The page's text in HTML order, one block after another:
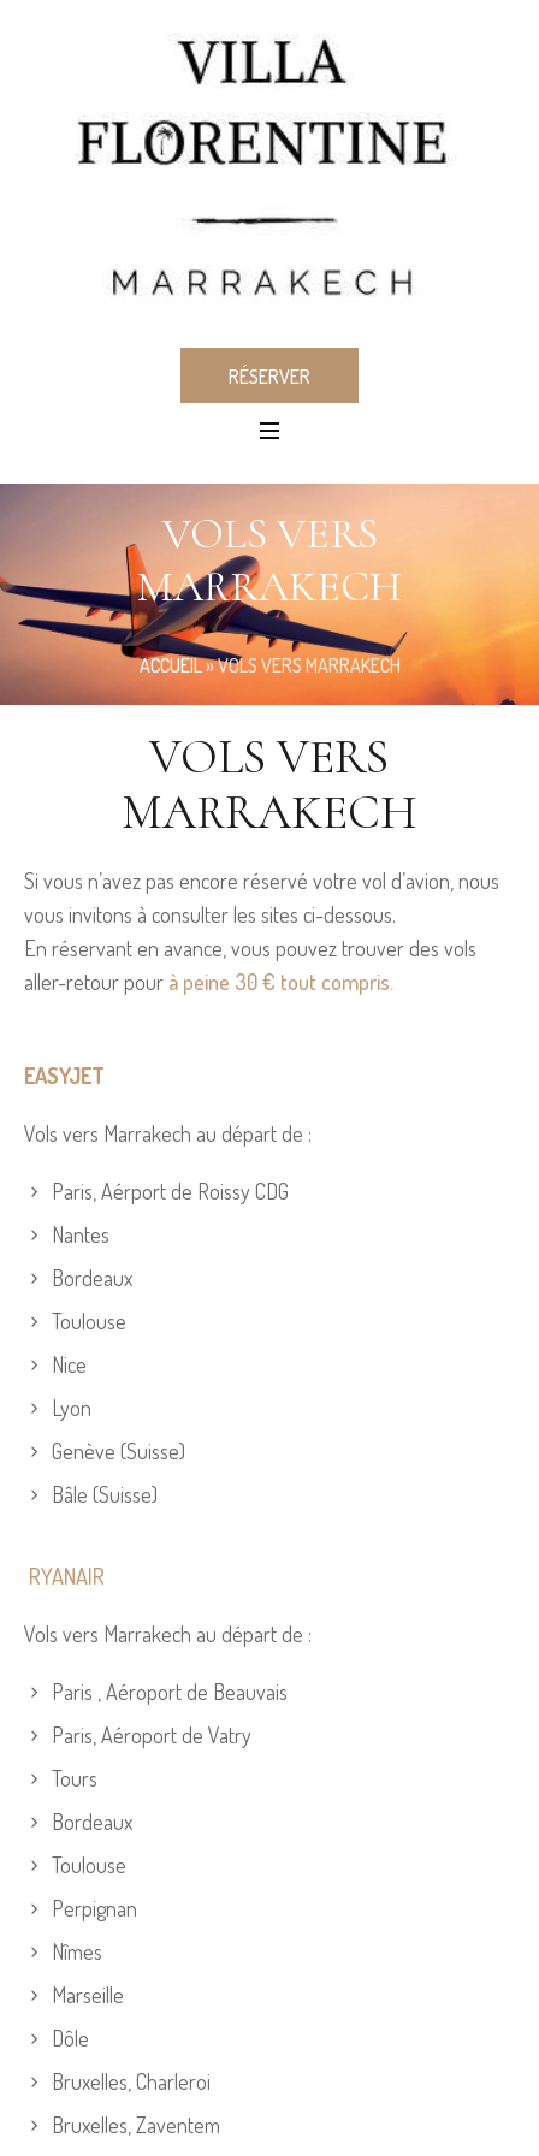
RÉSERVER
VOLS VERS
MARRAKECH
ACCUEIL»VOLS VERS MARRAKECH
VOLS VERS
MARRAKECH
Si vous n’avez pas encore réservé votre vol d’avion, nous
vous invitons à consulter les sites ci-dessous.
En réservant en avance, vous pouvez trouver des vols
aller-retour pour à peine 30 € tout compris.
EASYJET
Vols vers Marrakech au départ de :
Paris, Aérport de Roissy CDG
Nantes
Bordeaux
Toulouse
Nice
Lyon
Genève (Suisse)
Bâle (Suisse)
RYANAIR
Vols vers Marrakech au départ de :
Paris , Aéroport de Beauvais
Paris, Aéroport de Vatry
Tours
Bordeaux
Toulouse
Perpignan
Nîmes
Marseille
Dôle
Bruxelles, Charleroi
Bruxelles, Zaventem